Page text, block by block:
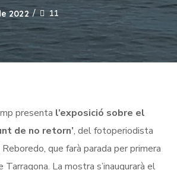
2022 11
presenta l’exposició sobre el
de no retorn’, del fotoperiodista
que farà parada per primera
Tarragona. La mostra s’inaugurarà el